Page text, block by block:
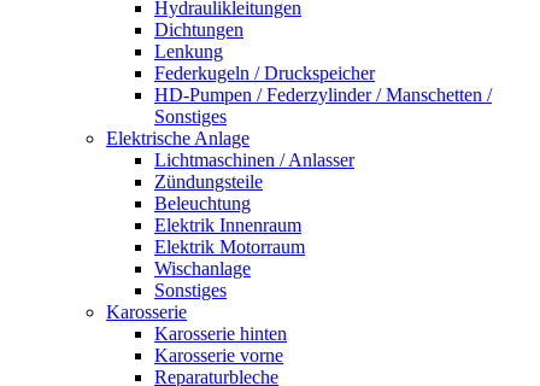
Hydraulikleitungen
Dichtungen
Lenkung
Federkugeln / Druckspeicher
HD-Pumpen / Federzylinder / Manschetten /
Sonstiges
Elektrische Anlage
Lichtmaschinen / Anlasser
Zündungsteile
Beleuchtung
Elektrik Innenraum
Elektrik Motorraum
Wischanlage
Sonstiges
Karosserie
Karosserie hinten
Karosserie vorne
Reparaturbleche